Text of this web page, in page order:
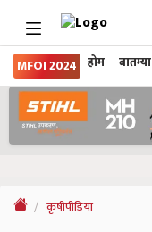
MFOI 2024 होम बातम्या
कृषीपीडिया